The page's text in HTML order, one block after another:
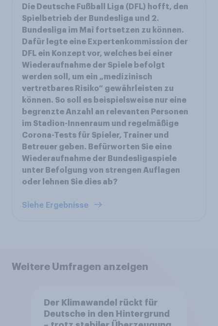
Die Deutsche Fußball Liga (DFL) hofft, den
Spielbetrieb der Bundesliga und 2.
Bundesliga im Mai fortsetzen zu können.
Dafür legte eine Expertenkommission der
DFL ein Konzept vor, welches bei einer
Wiederaufnahme der Spiele befolgt
werden soll, um ein „medizinisch
vertretbares Risiko“ gewährleisten zu
können. So soll es beispielsweise nur eine
begrenzte Anzahl an relevanten Personen
im Stadion-Innenraum und regelmäßige
Corona-Tests für Spieler, Trainer und
Betreuer geben. Befürworten Sie eine
Wiederaufnahme der Bundesligaspiele
unter Befolgung von strengen Auflagen
oder lehnen Sie dies ab?
Siehe Ergebnisse
Weitere Umfragen anzeigen
Der Klimawandel rückt für
Deutsche in den Hintergrund